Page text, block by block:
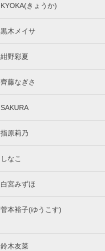
KYOKA(きょうか)
黒木メイサ
紺野彩夏
齊藤なぎさ
SAKURA
指原莉乃
しなこ
白宮みずほ
菅本裕子(ゆうこす)
鈴木友菜